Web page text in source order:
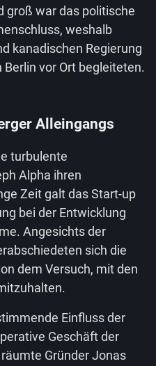
groß war das politische
weshalb
kanadischen Regierung
vor Ort begleiteten.
Alleingangs
turbulente
Alpha ihren
Zeit galt das Start-up
bei der Entwicklung
Angesichts der
sich die
dem Versuch, mit den
Einfluss der
Geschäft der
Gründer Jonas